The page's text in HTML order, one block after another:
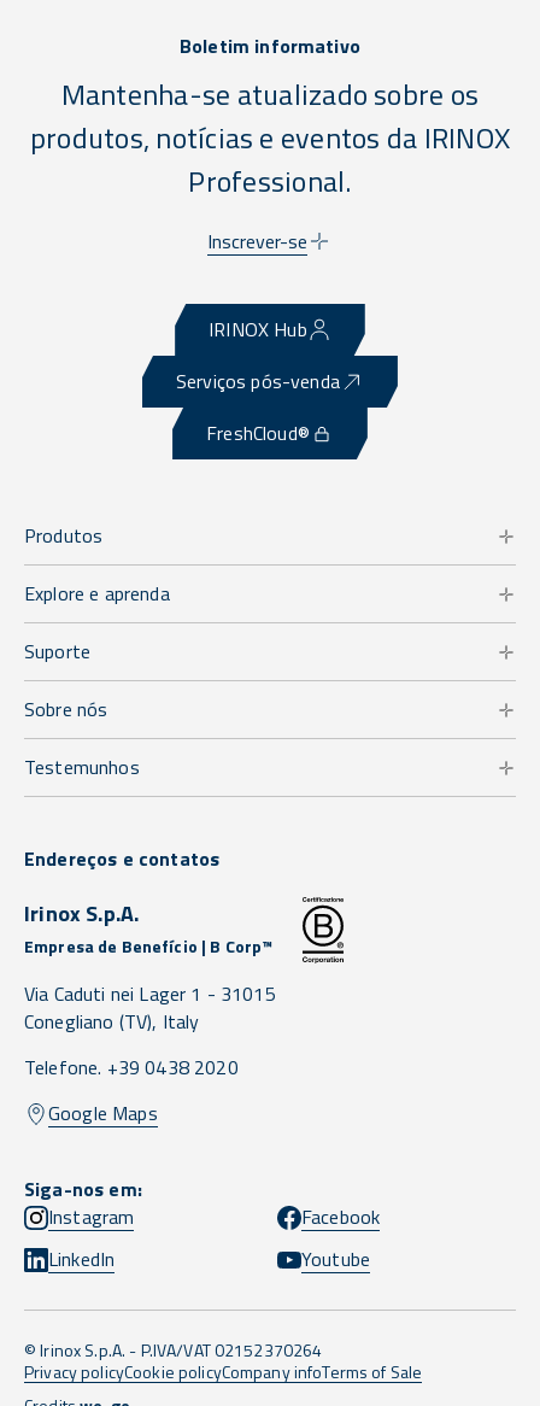
Boletim informativo
Mantenha-se atualizado sobre os
produtos, notícias e eventos da IRINOX
Professional.
Inscrever-se
IRINOX Hub
Serviços pós-venda
FreshCloud®
Produtos
Explore e aprenda
Suporte
Sobre nós
Testemunhos
Endereços e contatos
Irinox S.p.A.
Empresa de Benefício | B Corp™
Via Caduti nei Lager 1 - 31015
Conegliano (TV), Italy
Telefone. +39 0438 2020
Google Maps
Siga-nos em:
Instagram
Facebook
LinkedIn
Youtube
© Irinox S.p.A. - P.IVA/VAT 02152370264
Privacy policyCookie policyCompany infoTerms of Sale